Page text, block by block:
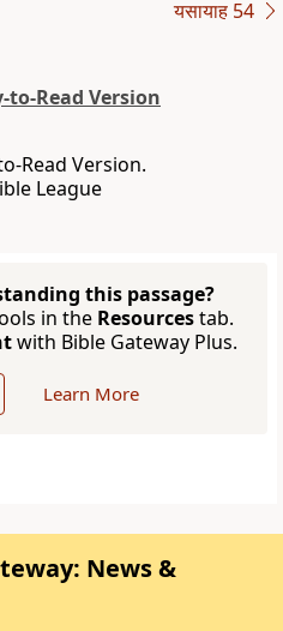
यसायाह 54
to-Read Version
Read Version.
League
this passage?
in the Resourcestab.
with Bible Gateway Plus.
Learn More
News &